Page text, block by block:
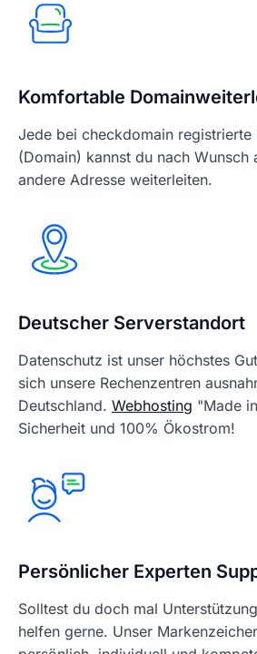
Komfortable
Jede bei checkdomain registrierte
(Domain) kannst du nach Wunsch
andere Adresse weiterleiten.
Deutscher Serverstandort
Datenschutz ist unser höchstes
sich unsere Rechenzentren
Deutschland. Webhosting "Made
Sicherheit und 100% Ökostrom!
Persönlicher Experten
Solltest du doch mal
helfen gerne. Unser